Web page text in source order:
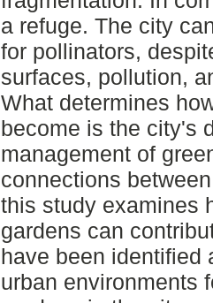
a refuge. The city
for pollinators,
surfaces, pollution,
What determines
become is the city's
management of
connections
this study examines
gardens can
have been identified
urban environments